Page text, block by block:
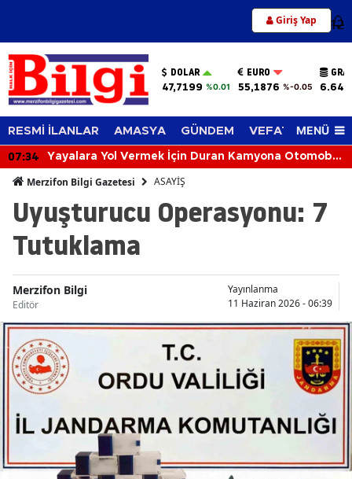
Giriş Yap 12
DOLAR
47,7199 %0.01
EURO
55,1876 %-0.05
RESMİ İLANLAR AMASYA GÜNDEM VEFAT EDENLER
MENÜ
07:34
Yayalara Yol Vermek İçin Duran Kamyona Otomobil
Merzifon Bilgi Gazetesi ASAYİŞ
Uyuşturucu Operasyonu: 7
Tutuklama
Merzifon Bilgi
Editör
Yayınlanma
11 Haziran 2026 - 06:39